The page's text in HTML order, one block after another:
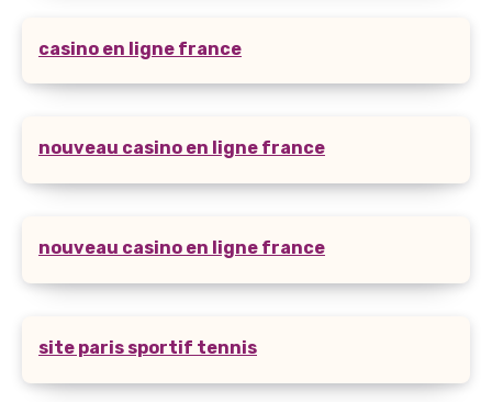
casino en ligne france
nouveau casino en ligne france
nouveau casino en ligne france
site paris sportif tennis